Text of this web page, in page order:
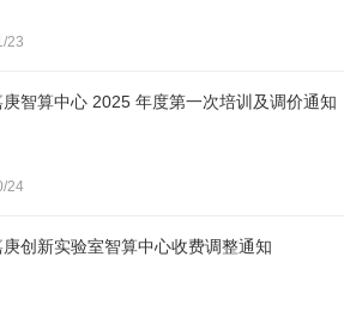
23
庚智算中心 2025 年度第一次培训及调价通知
24
庚创新实验室智算中心收费调整通知